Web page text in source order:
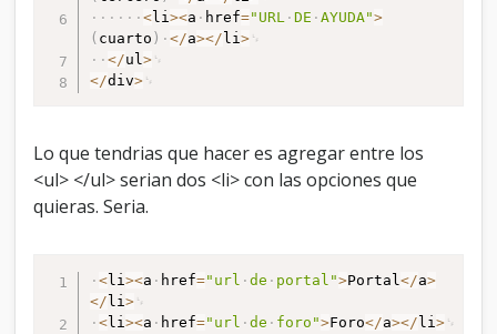
<li ><a href="URL DE AYUDA">
( cuarto ) </a></li >
</ul >
</div>
Lo que tendrias que hacer es agregar entre los
<ul> </ul> serian dos <li> con las opciones que
quieras. Seria.
<li ><a href="url de portal">Portal </a>
</li >
<li ><a href="url de foro">Foro</a></li >